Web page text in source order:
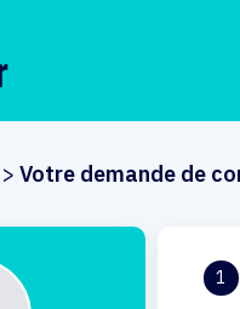
> Votre demande de
1